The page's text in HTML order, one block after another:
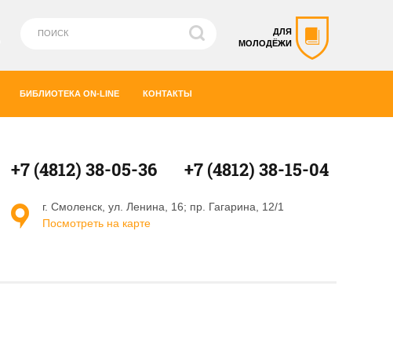
ДЛЯ
МОЛОДЁЖИ
БИБЛИОТЕКА ON-LINE КОНТАКТЫ
+7 (4812) 38-05-36 +7 (4812) 38-15-04
г. Смоленск, ул. Ленина, 16; пр. Гагарина, 12/1
Посмотреть на карте